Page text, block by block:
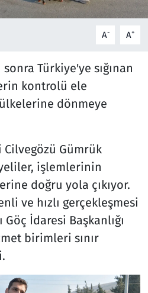
A- A+
Türkiye'ye sığınan
kontrolü ele
dönmeye
Cilvegözü Gümrük
işlemlerinin
doğru yola çıkıyor.
ve hızlı gerçekleşmesi
İdaresi Başkanlığı
birimleri sınır